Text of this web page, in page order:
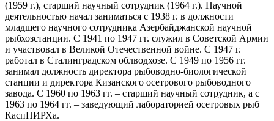
(1959 г.), старший научный сотрудник (1964 г.). Научной
деятельностью начал заниматься с 1938 г. в должности
младшего научного сотрудника Азербайджанской научной
рыбхозстанции. С 1941 по 1947 гг. служил в Советской Армии
и участвовал в Великой Отечественной войне. С 1947 г.
работал в Сталинградском облводхозе. С 1949 по 1956 гг.
занимал должность директора рыбоводно-биологической
станции и директора Кизанского осетрового рыбоводного
завода. С 1960 по 1963 гг. – старший научный сотрудник, а с
1963 по 1964 гг. – заведующий лабораторией осетровых рыб
КаспНИРХа.